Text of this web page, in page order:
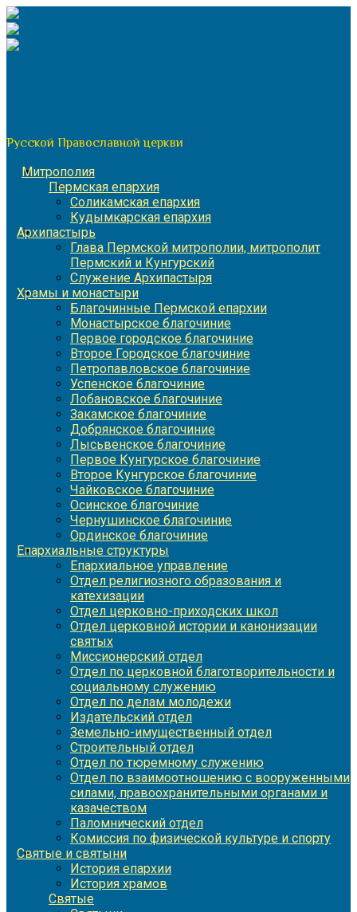
Перейти
к
содержимому
Русской Православной церкви
Митрополия
Пермская епархия
Соликамская епархия
Кудымкарская епархия
Архипастырь
Глава Пермской митрополии, митрополит
Пермский и Кунгурский
Служение Архипастыря
Храмы и монастыри
Благочинные Пермской епархии
Монастырское благочиние
Первое городское благочиние
Второе Городское благочиние
Петропавловское благочиние
Успенское благочиние
Лобановское благочиние
Закамское благочиние
Добрянское благочиние
Лысьвенское благочиние
Первое Кунгурское благочиние
Второе Кунгурское благочиние
Чайковское благочиние
Осинское благочиние
Чернушинское благочиние
Ординское благочиние
Епархиальные структуры
Епархиальное управление
Отдел религиозного образования и
катехизации
Отдел церковно-приходских школ
Отдел церковной истории и канонизации
святых
Миссионерский отдел
Отдел по церковной благотворительности и
социальному служению
Отдел по делам молодежи
Издательский отдел
Земельно-имущественный отдел
Строительный отдел
Отдел по тюремному служению
Отдел по взаимоотношению с вооруженными
силами, правоохранительными органами и
казачеством
Паломнический отдел
Комиссия по физической культуре и спорту
Святые и святыни
История епархии
История храмов
Святые